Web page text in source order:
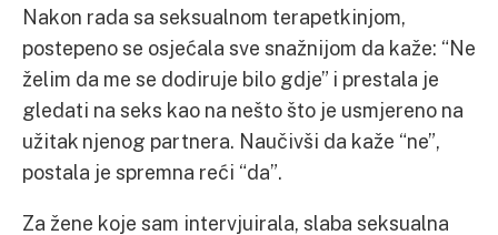
Nakon rada sa seksualnom terapetkinjom,
postepeno se osjećala sve snažnijom da kaže: “Ne
želim da me se dodiruje bilo gdje” i prestala je
gledati na seks kao na nešto što je usmjereno na
užitak njenog partnera. Naučivši da kaže “ne”,
postala je spremna reći “da”.
Za žene koje sam intervjuirala, slaba seksualna